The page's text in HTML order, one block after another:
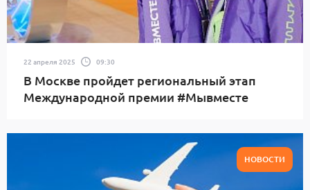
22 апреля 2025 09:30
В Москве пройдет региональный этап
Международной премии #Мывместе
НОВОСТИ